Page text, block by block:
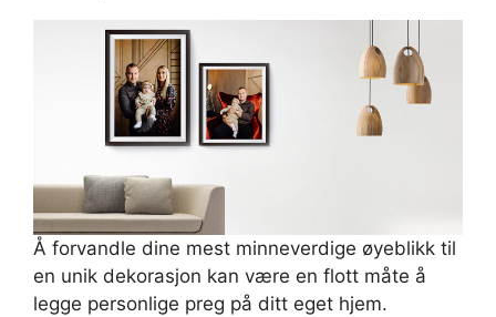
Å forvandle dine mest minneverdige øyeblikk til
en unik dekorasjon kan være en flott måte å
legge personlige preg på ditt eget hjem.